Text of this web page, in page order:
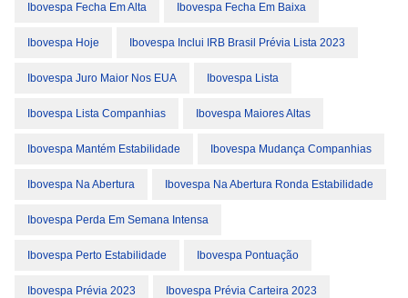
Ibovespa Fecha Em Alta Ibovespa Fecha Em Baixa
Ibovespa Hoje Ibovespa Inclui IRB Brasil Prévia Lista 2023
Ibovespa Juro Maior Nos EUA Ibovespa Lista
Ibovespa Lista Companhias Ibovespa Maiores Altas
Ibovespa Mantém Estabilidade Ibovespa Mudança Companhias
Ibovespa Na Abertura Ibovespa Na Abertura Ronda Estabilidade
Ibovespa Perda Em Semana Intensa
Ibovespa Perto Estabilidade Ibovespa Pontuação
Ibovespa Prévia 2023 Ibovespa Prévia Carteira 2023